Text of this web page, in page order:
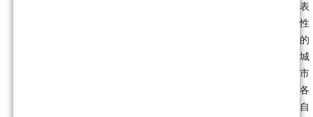
表
性
的
城
市
各
自